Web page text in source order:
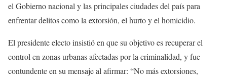
el Gobierno nacional y las principales ciudades del país para
enfrentar delitos como la extorsión, el hurto y el homicidio.
El presidente electo insistió en que su objetivo es recuperar el
control en zonas urbanas afectadas por la criminalidad, y fue
contundente en su mensaje al afirmar: “No más extorsiones,